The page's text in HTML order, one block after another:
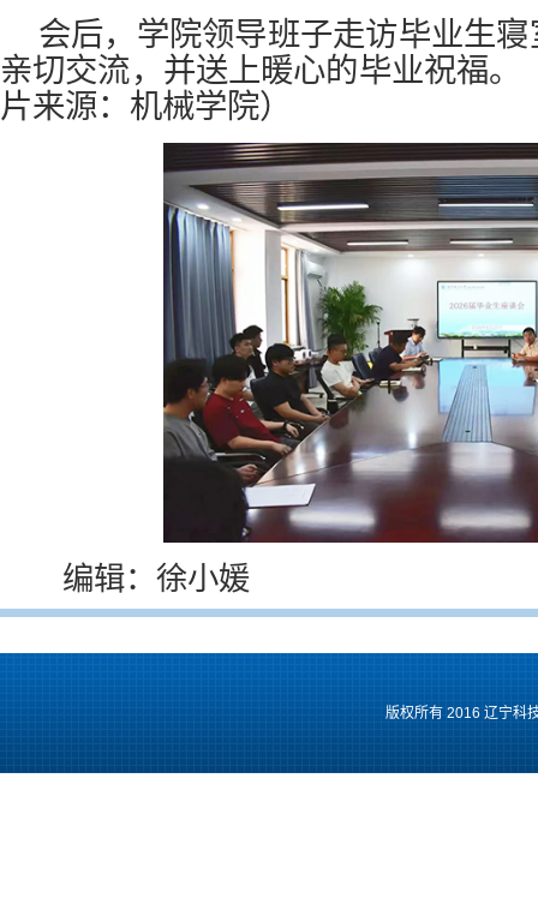
会后，学院领导班子走访毕业生
亲切交流，并送上暖心的毕业祝福。
片来源：机械学院）
编辑：徐小媛
版权所有 2016 辽宁